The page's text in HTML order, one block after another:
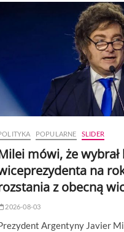
POPULARNE SLIDER
mówi, że
na
z obecną
2026-08-03
Argentyny Javier